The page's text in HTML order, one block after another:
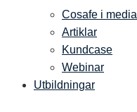
Cosafe i media
Artiklar
Kundcase
Webinar
Utbildningar